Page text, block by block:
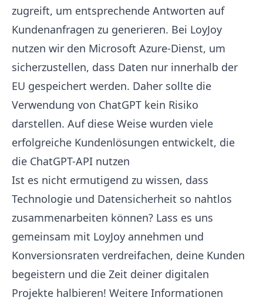
zugreift, um entsprechende Antworten auf
Kundenanfragen zu generieren. Bei LoyJoy
nutzen wir den Microsoft Azure-Dienst, um
sicherzustellen, dass Daten nur innerhalb der
EU gespeichert werden. Daher sollte die
Verwendung von ChatGPT kein Risiko
darstellen. Auf diese Weise wurden viele
erfolgreiche Kundenlösungen entwickelt, die
die ChatGPT-API nutzen
Ist es nicht ermutigend zu wissen, dass
Technologie und Datensicherheit so nahtlos
zusammenarbeiten können? Lass es uns
gemeinsam mit LoyJoy annehmen und
Konversionsraten verdreifachen, deine Kunden
begeistern und die Zeit deiner digitalen
Projekte halbieren! Weitere Informationen